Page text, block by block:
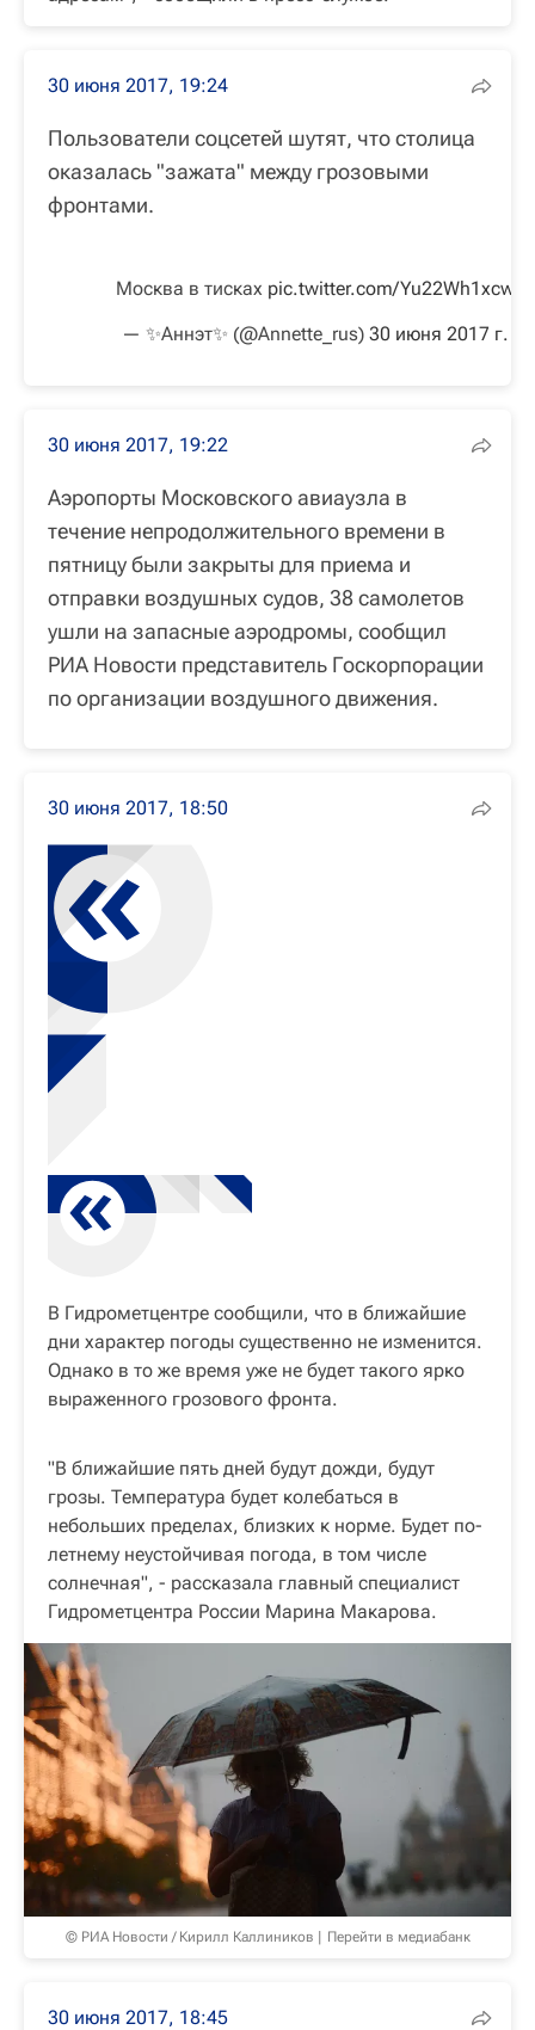
30 июня 2017, 19:24
Пользователи соцсетей шутят, что столица
оказалась "зажата" между грозовыми
фронтами.
Москва в тисках pic.twitter.com/Yu22Wh1xcw
— ✨Аннэт✨ (@Annette_rus) 30 июня 2017 г.
30 июня 2017, 19:22
Аэропорты Московского авиаузла в
течение непродолжительного времени в
пятницу были закрыты для приема и
отправки воздушных судов, 38 самолетов
ушли на запасные аэродромы, сообщил
РИА Новости представитель Госкорпорации
по организации воздушного движения.
30 июня 2017, 18:50
В Гидрометцентре сообщили, что в ближайшие
дни характер погоды существенно не изменится.
Однако в то же время уже не будет такого ярко
выраженного грозового фронта.
"В ближайшие пять дней будут дожди, будут
грозы. Температура будет колебаться в
небольших пределах, близких к норме. Будет по-
летнему неустойчивая погода, в том числе
солнечная", - рассказала главный специалист
Гидрометцентра России Марина Макарова.
© РИА Новости / Кирилл Каллиников Перейти в медиабанк
30 июня 2017, 18:45